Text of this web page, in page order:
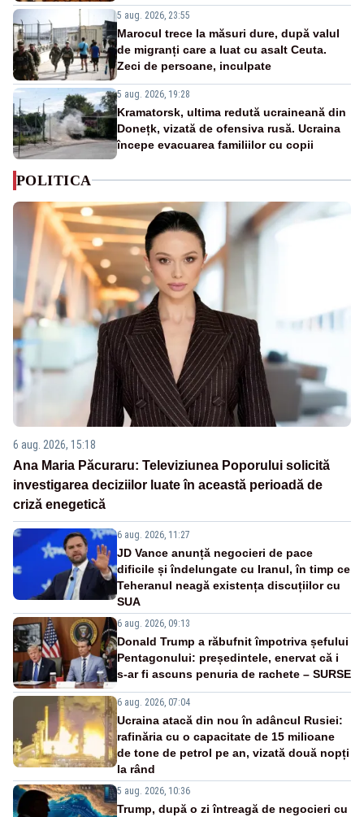
5 aug. 2026, 23:55
Marocul trece la măsuri dure, după valul
de migranți care a luat cu asalt Ceuta.
Zeci de persoane, inculpate
5 aug. 2026, 19:28
Kramatorsk, ultima redută ucraineană din
Donețk, vizată de ofensiva rusă. Ucraina
începe evacuarea familiilor cu copii
POLITICA
6 aug. 2026, 15:18
Ana Maria Păcuraru: Televiziunea Poporului solicită
investigarea deciziilor luate în această perioadă de
criză enegetică
6 aug. 2026, 11:27
JD Vance anunță negocieri de pace
dificile și îndelungate cu Iranul, în timp ce
Teheranul neagă existența discuțiilor cu
SUA
6 aug. 2026, 09:13
Donald Trump a răbufnit împotriva șefului
Pentagonului: președintele, enervat că i
s-ar fi ascuns penuria de rachete – SURSE
6 aug. 2026, 07:04
Ucraina atacă din nou în adâncul Rusiei:
rafinăria cu o capacitate de 15 milioane
de tone de petrol pe an, vizată două nopți
la rând
5 aug. 2026, 10:36
Trump, după o zi întreagă de negocieri cu